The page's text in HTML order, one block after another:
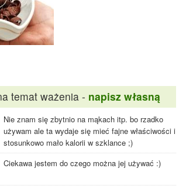
temat ważenia - napisz własną
Nie znam się zbytnio na mąkach itp. bo rzadko
używam ale ta wydaje się mieć fajne właściwości i
stosunkowo mało kalorii w szklance ;)
Ciekawa jestem do czego można jej używać :)